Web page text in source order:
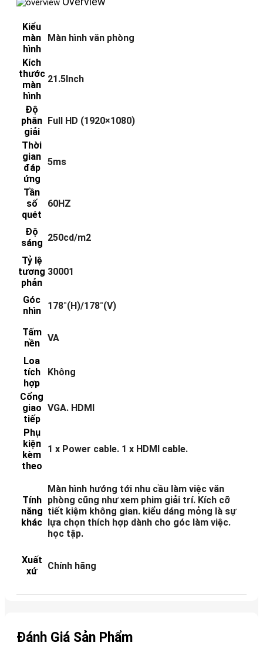
Kiểu
màn
hình
Màn hình văn phòng
Kích
thước
màn
hình
21.5Inch
Độ
phân
giải
Full HD (1920×1080)
Thời
gian
đáp
ứng
5ms
Tần
số
quét
60HZ
Độ
sáng 250cd/m2
Tỷ lệ
tương
phản
30001
Góc
nhìn
178°(H)/178°(V)
Tấm
nền
VA
Loa
tích
hợp
Không
Cổng
giao
tiếp
VGA. HDMI
Phụ
kiện
kèm
theo
1 x Power cable. 1 x HDMI cable.
Tính
năng
khác
Màn hình hướng tới nhu cầu làm việc văn
phòng cũng như xem phim giải trí. Kích cỡ
tiết kiệm không gian. kiểu dáng mỏng là sự
lựa chọn thích hợp dành cho góc làm việc.
học tập.
Xuất
xứ
Chính hãng
Đánh Giá Sản Phẩm